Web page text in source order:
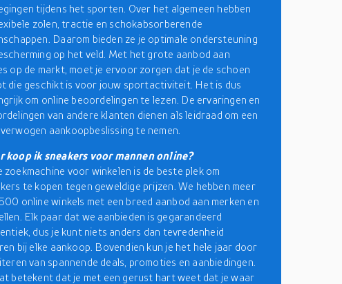
tijdens het sporten. Over het algemeen hebben
zolen, tractie en schokabsorberende
Daarom bieden ze je optimale ondersteuning
op het veld. Met het grote aanbod aan
op de markt, moet je ervoor zorgen dat je de schoen
die geschikt is voor jouw sportactiviteit. Het is dus
om online beoordelingen te lezen. De ervaringen en
van andere klanten dienen als leidraad om een
aankoopbeslissing te nemen.
koop ik sneakers voor mannen online?
zoekmachine voor winkelen is de beste plek om
te kopen tegen geweldige prijzen. We hebben meer
online winkels met een breed aanbod aan merken en
Elk paar dat we aanbieden is gegarandeerd
dus je kunt niets anders dan tevredenheid
bij elke aankoop. Bovendien kun je het hele jaar door
van spannende deals, promoties en aanbiedingen.
betekent dat je met een gerust hart weet dat je waar